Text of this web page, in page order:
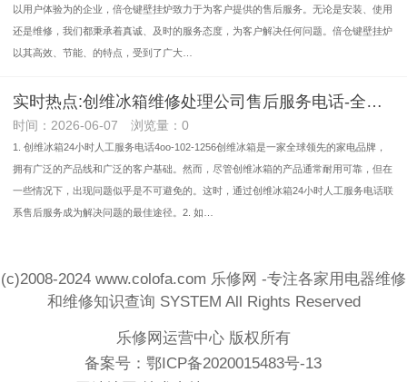
以用户体验为的企业，倍仓键壁挂炉致力于为客户提供的售后服务。无论是安装、使用
还是维修，我们都秉承着真诚、及时的服务态度，为客户解决任何问题。倍仓键壁挂炉
以其高效、节能、的特点，受到了广大…
实时热点:创维冰箱维修处理公司售后服务电话-全国售后电话(2026上线)
时间：2026-06-07 浏览量：0
1. 创维冰箱24小时人工服务电话4oo-102-1256创维冰箱是一家全球领先的家电品牌，
拥有广泛的产品线和广泛的客户基础。然而，尽管创维冰箱的产品通常耐用可靠，但在
一些情况下，出现问题似乎是不可避免的。这时，通过创维冰箱24小时人工服务电话联
系售后服务成为解决问题的最佳途径。2. 如…
(c)2008-2024 www.colofa.com 乐修网 -专注各家用电器维修
和维修知识查询 SYSTEM All Rights Reserved
乐修网运营中心 版权所有
备案号：鄂ICP备2020015483号-13